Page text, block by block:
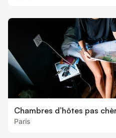
Chambres d’hôtes pas
Paris